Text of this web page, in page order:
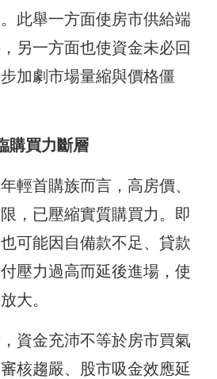
此舉一方面使房市供給端
另一方面也使資金未必回
加劇市場量縮與價格僵
購買力斷層
輕首購族而言，高房價、
，已壓縮實質購買力。即
可能因自備款不足、貸款
壓力過高而延後進場，使
大。
資金充沛不等於房市買氣
核趨嚴、股市吸金效應延